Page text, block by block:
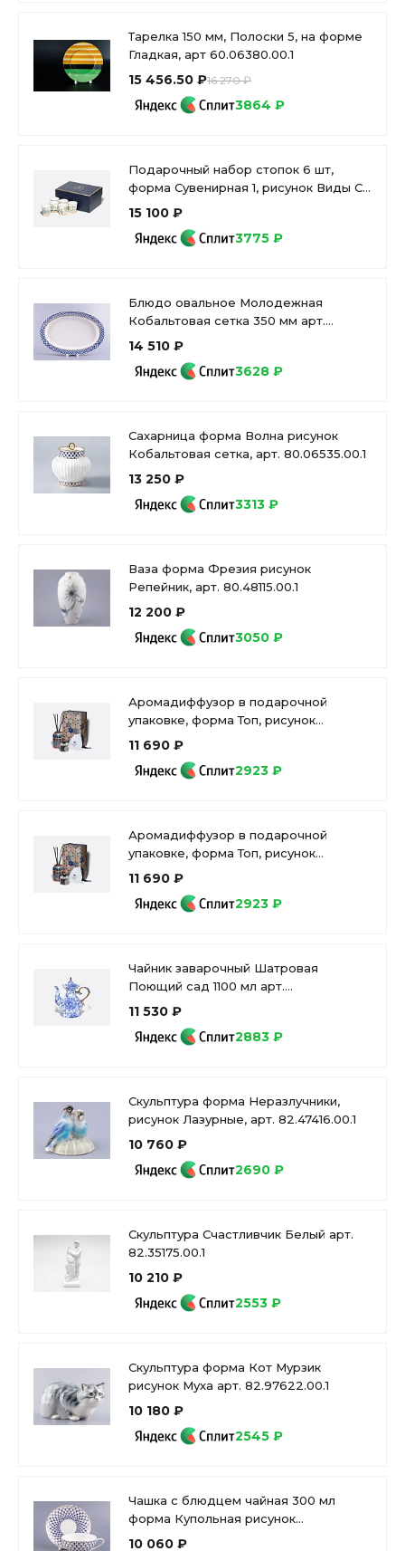
Тарелка 150 мм, Полоски 5, на форме
Гладкая, арт 60.06380.00.1
15 456.50 ₽16 270 ₽
3864 ₽
Подарочный набор стопок 6 шт,
форма Сувенирная 1, рисунок Виды С-
Петербурга арт. 81.31737.00.1
15 100 ₽
3775 ₽
Блюдо овальное Молодежная
Кобальтовая сетка 350 мм арт.
80.07111.00.1
14 510 ₽
3628 ₽
Сахарница форма Волна рисунок
Кобальтовая сетка, арт. 80.06535.00.1
13 250 ₽
3313 ₽
Ваза форма Фрезия рисунок
Репейник, арт. 80.48115.00.1
12 200 ₽
3050 ₽
Аромадиффузор в подарочной
упаковке, форма Топ, рисунок
Готический 2, аромат Церемония, арт
11 690 ₽
2923 ₽
Аромадиффузор в подарочной
упаковке, форма Топ, рисунок
Готический 2, аромат Полночь, арт
11 690 ₽
2923 ₽
Чайник заварочный Шатровая
Поющий сад 1100 мл арт.
80.00646.00.1
11 530 ₽
2883 ₽
Скульптура форма Неразлучники,
рисунок Лазурные, арт. 82.47416.00.1
10 760 ₽
2690 ₽
Скульптура Счастливчик Белый арт.
82.35175.00.1
10 210 ₽
2553 ₽
Скульптура форма Кот Мурзик
рисунок Муха арт. 82.97622.00.1
10 180 ₽
2545 ₽
Чашка с блюдцем чайная 300 мл
форма Купольная рисунок
Кобальтовая сетка арт. 81.18456.00.1
10 060 ₽